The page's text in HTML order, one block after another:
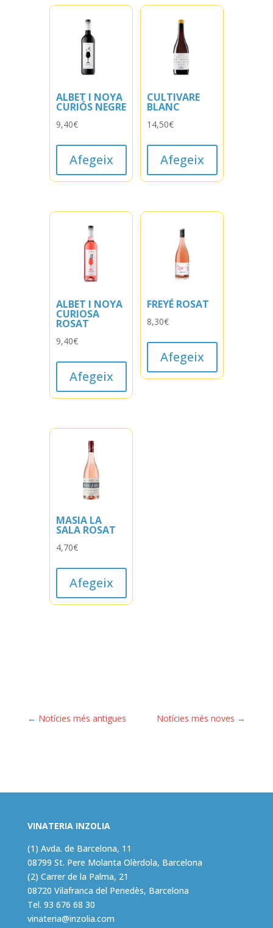
ALBET I NOYA
CURIÓS NEGRE
9,40€
Afegeix
CULTIVARE
BLANC
14,50€
Afegeix
ALBET I NOYA
CURIOSA
ROSAT
9,40€
Afegeix
FREYÉ ROSAT
8,30€
Afegeix
MASIA LA
SALA ROSAT
4,70€
Afegeix
← Notícies més antigues Notícies més noves →
VINATERIA INZOLIA
(1) Avda. de Barcelona, 11
08799 St. Pere Molanta Olèrdola, Barcelona
(2) Carrer de la Palma, 21
08720 Vilafranca del Penedès, Barcelona
Tel. 93 676 68 30
vinateria@inzolia.com